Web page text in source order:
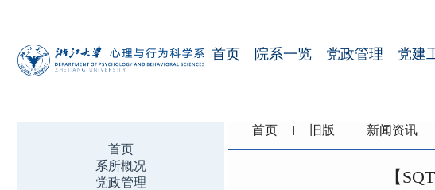
首页 院系一览 党政管理 党建
首页
系所概况
党政管理
首页 旧版 新闻资讯
【